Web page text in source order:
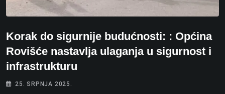
Korak do sigurnije budućnosti: : Općina
Rovišće nastavlja ulaganja u sigurnost i
infrastrukturu
25. SRPNJA 2025.